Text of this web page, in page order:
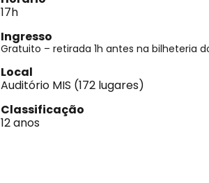
17h
Ingresso
Gratuito – retirada 1h antes na bilheteria
Local
Auditório MIS (172 lugares)
Classificação
12 anos